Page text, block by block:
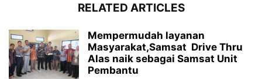
RELATED ARTICLES
Mempermudah layanan
Masyarakat,Samsat Drive Thru
Alas naik sebagai Samsat Unit
Pembantu